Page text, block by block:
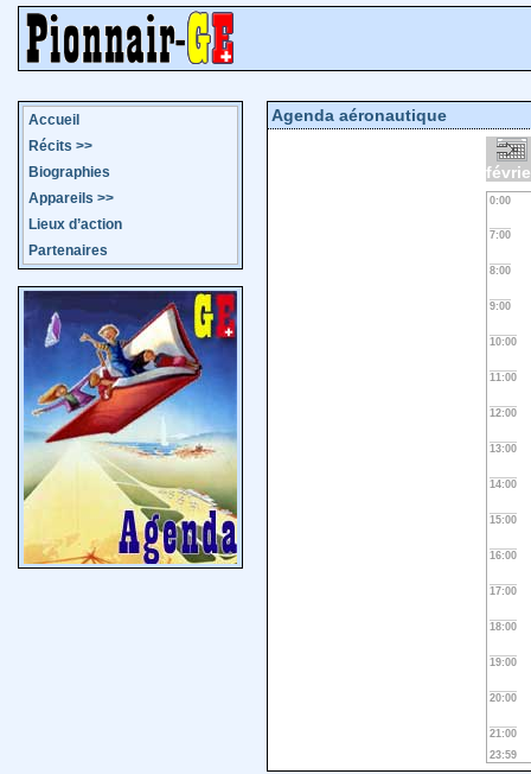
Accueil
Récits >>
Biographies
Appareils >>
Lieux d’action
Partenaires
Agenda aéronautique
0:00
7:00
8:00
9:00
10:00
11:00
12:00
13:00
14:00
15:00
16:00
17:00
18:00
19:00
20:00
21:00
23:59